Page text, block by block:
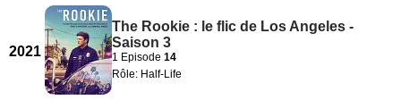
2021
The Rookie : le flic de Los Angeles -
Saison 3
1 Episode 14
Rôle: Half-Life